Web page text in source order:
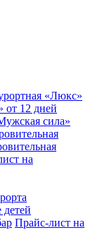
«Люкс»
от 12 дней
сила»
на
детей
Прайс-лист на